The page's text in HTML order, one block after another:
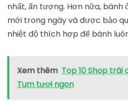
nhất, ấn tượng. Hơn nữa,
mới trong ngày và được bảo
nhiệt độ thích hợp để bánh
Xem thêm Top 10 Shop trái
Tum tươi ngon